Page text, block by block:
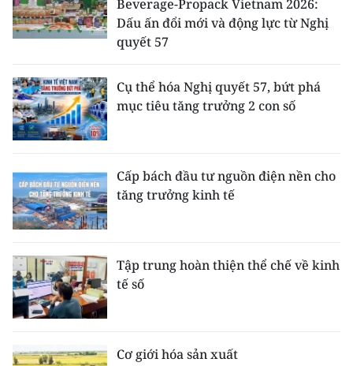
Beverage-Propack Vietnam 2026:
Dấu ấn đổi mới và động lực từ Nghị
quyết 57
Cụ thể hóa Nghị quyết 57, bứt phá
mục tiêu tăng trưởng 2 con số
Cấp bách đầu tư nguồn điện nền cho
tăng trưởng kinh tế
Tập trung hoàn thiện thể chế về kinh
tế số
Cơ giới hóa sản xuất